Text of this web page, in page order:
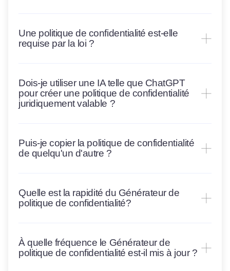
Une politique de confidentialité est-elle
requise par la loi ?
Dois-je utiliser une IA telle que ChatGPT
pour créer une politique de confidentialité
juridiquement valable ?
Puis-je copier la politique de confidentialité
de quelqu'un d'autre ?
Quelle est la rapidité du Générateur de
politique de confidentialité?
À quelle fréquence le Générateur de
politique de confidentialité est-il mis à jour ?